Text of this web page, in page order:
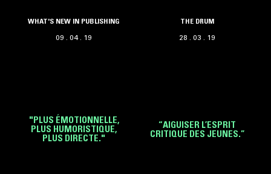
WHAT'S NEW IN PUBLISHING
09 . 04 . 19
THE DRUM
28 . 03 . 19
"PLUS ÉMOTIONNELLE,
PLUS HUMORISTIQUE,
PLUS DIRECTE."
“AIGUISER L’ESPRIT
CRITIQUE DES JEUNES.”